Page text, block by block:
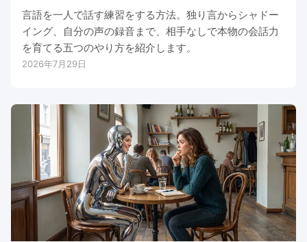
言語を一人で話す練習をする方法。独り言からシャドー
イング、自分の声の録音まで、相手なしで本物の会話力
を育てる五つのやり方を紹介します。
2026年7月29日